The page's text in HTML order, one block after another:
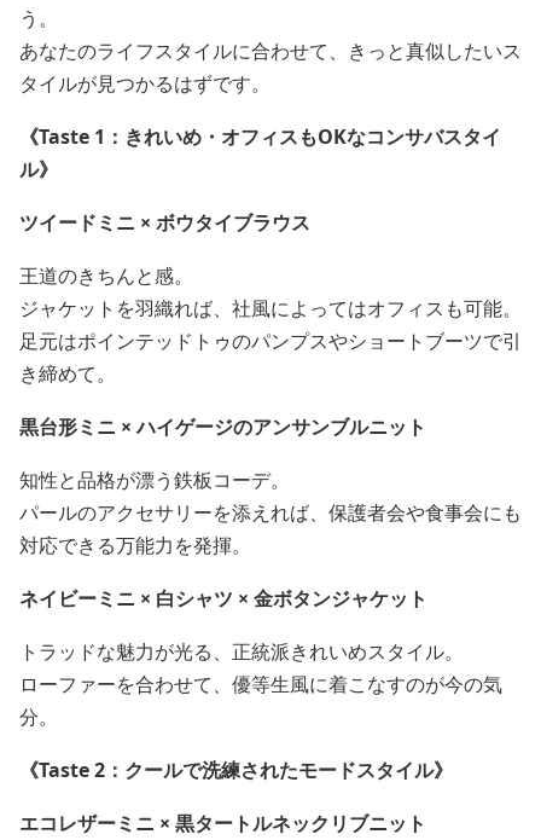
う。
あなたのライフスタイルに合わせて、きっと真似したいス
タイルが見つかるはずです。
《Taste 1：きれいめ・オフィスもOKなコンサバスタイ
ル》
ツイードミニ × ボウタイブラウス
王道のきちんと感。
ジャケットを羽織れば、社風によってはオフィスも可能。
足元はポインテッドトゥのパンプスやショートブーツで引
き締めて。
黒台形ミニ × ハイゲージのアンサンブルニット
知性と品格が漂う鉄板コーデ。
パールのアクセサリーを添えれば、保護者会や食事会にも
対応できる万能力を発揮。
ネイビーミニ × 白シャツ × 金ボタンジャケット
トラッドな魅力が光る、正統派きれいめスタイル。
ローファーを合わせて、優等生風に着こなすのが今の気
分。
《Taste 2：クールで洗練されたモードスタイル》
エコレザーミニ × 黒タートルネックリブニット